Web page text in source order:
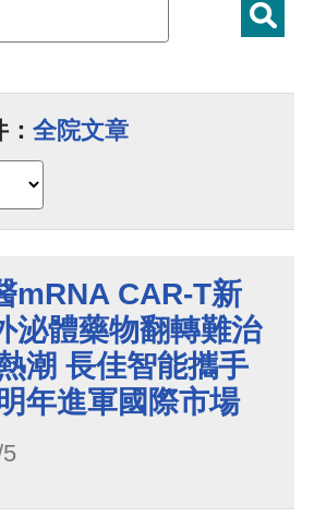
全院文章
mRNA CAR-T新
泌體藥物翻轉難治
潮 長佳智能攜手
年進軍國際市場